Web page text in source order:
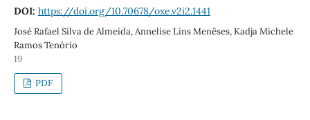
DOI: https://doi.org/10.70678/oxe.v2i2.1441
José Rafael Silva de Almeida, Annelise Lins Menêses, Kadja Michele
Ramos Tenório
19
PDF